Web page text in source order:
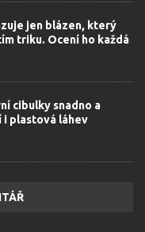
jen blázen, který
triku. Ocení ho každá
cibulky snadno a
i plastová láhev